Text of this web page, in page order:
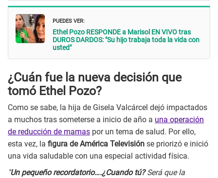
PUEDES VER:
Ethel Pozo RESPONDE a Marisol EN VIVO tras
DUROS DARDOS: "Su hijo trabaja toda la vida con
usted"
¿Cuán fue la nueva decisión que
tomó Ethel Pozo?
Como se sabe, la hija de Gisela Valcárcel dejó impactados
a muchos tras someterse a inicio de año a una operación
de reducción de mamas por un tema de salud. Por ello,
esta vez, la figura de América Televisión se priorizó e inició
una vida saludable con una especial actividad física.
"Un pequeño recordatorio….¿Cuando tú?Será que la